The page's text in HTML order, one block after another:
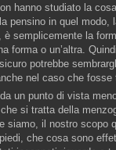
hanno studiato la
pensino in quel modo,
semplicemente la
forma o un’altra.
potrebbe
nel caso che fosse
un punto di vista
si tratta della
siamo, il nostro scopo
che cosa sono